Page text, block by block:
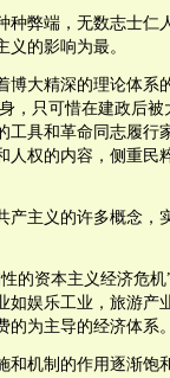
种弊端，无数志士仁
的影响为最。
博大精深的理论体系
，只可惜在建政后
工具和革命同志履行
人权的内容，侧重民
产主义的许多概念，
的资本主义经济危
如娱乐工业，旅游产
的为主导的经济体系
和机制的作用逐渐饱